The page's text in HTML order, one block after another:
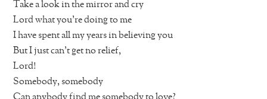
Take a look in the mirror and cry
Lord what you’re doing to me
I have spent all my years in believing you
But I just can’t get no relief,
Lord!
Somebody, somebody